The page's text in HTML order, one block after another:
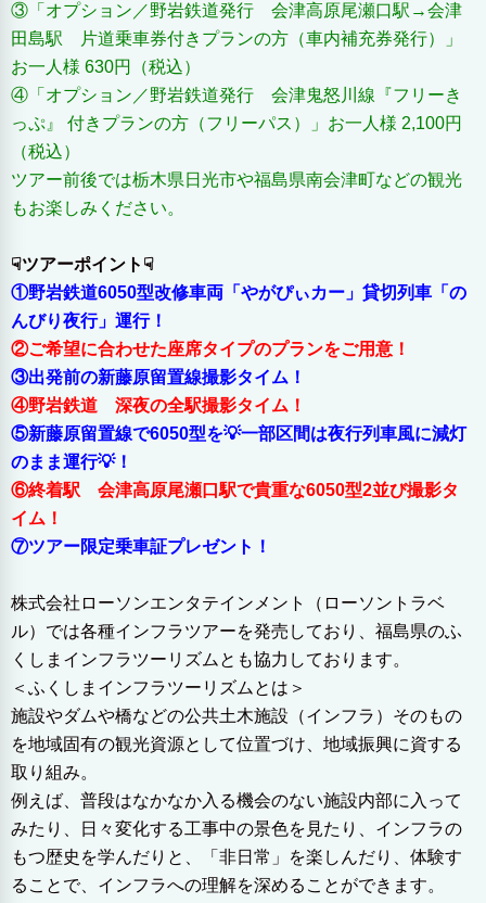
③「オプション／野岩鉄道発行 会津高原尾瀬口駅→会津
田島駅 片道乗車券付きプランの方（車内補充券発行）」
お一人様 630円（税込）
④「オプション／野岩鉄道発行 会津鬼怒川線『フリーき
っぷ』 付きプランの方（フリーパス）」お一人様 2,100円
（税込）
ツアー前後では栃木県日光市や福島県南会津町などの観光
もお楽しみください。
☟ツアーポイント☟
①野岩鉄道6050型改修車両「やがぴぃカー」貸切列車「の
んびり夜行」運行！
②ご希望に合わせた座席タイプのプランをご用意！
③出発前の新藤原留置線撮影タイム！
④野岩鉄道 深夜の全駅撮影タイム！
⑤新藤原留置線で6050型を💡一部区間は夜行列車風に減灯
のまま運行💡！
⑥終着駅 会津高原尾瀬口駅で貴重な6050型2並び撮影タ
イム！
⑦ツアー限定乗車証プレゼント！
株式会社ローソンエンタテインメント（ローソントラベ
ル）では各種インフラツアーを発売しており、福島県のふ
くしまインフラツーリズムとも協力しております。
＜ふくしまインフラツーリズムとは＞
施設やダムや橋などの公共土木施設（インフラ）そのもの
を地域固有の観光資源として位置づけ、地域振興に資する
取り組み。
例えば、普段はなかなか入る機会のない施設内部に入って
みたり、日々変化する工事中の景色を見たり、インフラの
もつ歴史を学んだりと、「非日常」を楽しんだり、体験す
ることで、インフラへの理解を深めることができます。